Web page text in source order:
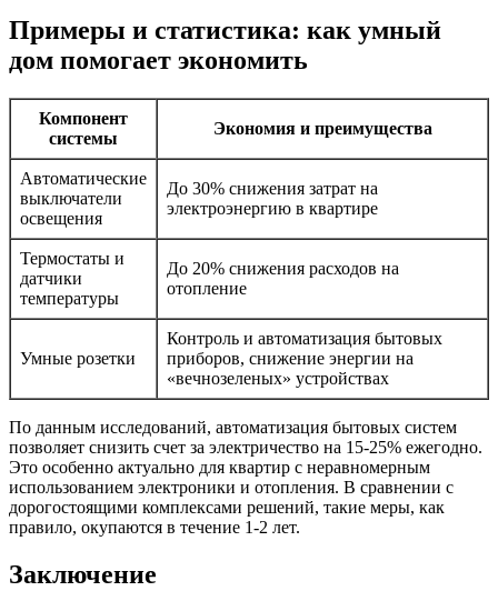
Примеры и статистика: как умный
дом помогает экономить
Компонент
системы
Экономия и преимущества
Автоматические
выключатели
освещения
До 30% снижения затрат на
электроэнергию в квартире
Термостаты и
датчики
температуры
До 20% снижения расходов на
отопление
Умные розетки
Контроль и автоматизация бытовых
приборов, снижение энергии на
«вечнозеленых» устройствах
По данным исследований, автоматизация бытовых систем
позволяет снизить счет за электричество на 15-25% ежегодно.
Это особенно актуально для квартир с неравномерным
использованием электроники и отопления. В сравнении с
дорогостоящими комплексами решений, такие меры, как
правило, окупаются в течение 1-2 лет.
Заключение